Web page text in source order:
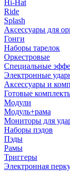
Hi-Hat
Ride
Splash
Аксессуары для
Гонги
Наборы тарелок
Оркестровые
Специальные
Электронные
Аксессуары и
Готовые
Модули
Модуль+рама
Мониторы для
Наборы пэдов
Пэды
Рамы
Триггеры
Электронная